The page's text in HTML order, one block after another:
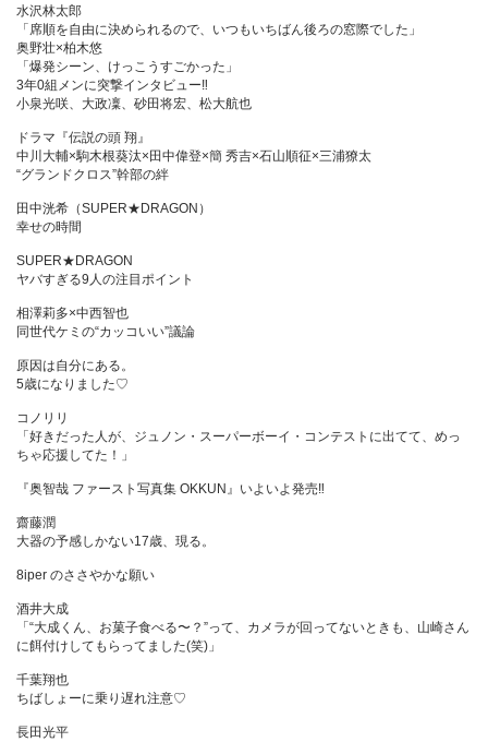
水沢林太郎
「席順を自由に決められるので、いつもいちばん後ろの窓際でした」
奥野壮×柏木悠
「爆発シーン、けっこうすごかった」
3年0組メンに突撃インタビュー‼
小泉光咲、大政凜、砂田将宏、松大航也
ドラマ『伝説の頭 翔』
中川大輔×駒木根葵汰×田中偉登×簡 秀吉×石山順征×三浦獠太
“グランドクロス”幹部の絆
田中洸希（SUPER★DRAGON）
幸せの時間
SUPER★DRAGON
ヤバすぎる9人の注目ポイント
相澤莉多×中西智也
同世代ケミの“カッコいい”議論
原因は自分にある。
5歳になりました♡
コノリリ
「好きだった人が、ジュノン・スーパーボーイ・コンテストに出てて、めっ
ちゃ応援してた！」
『奥智哉 ファースト写真集 OKKUN』いよいよ発売‼
齋藤潤
大器の予感しかない17歳、現る。
8iper のささやかな願い
酒井大成
「“大成くん、お菓子食べる〜？”って、カメラが回ってないときも、山崎さん
に餌付けしてもらってました(笑)」
千葉翔也
ちばしょーに乗り遅れ注意♡
長田光平